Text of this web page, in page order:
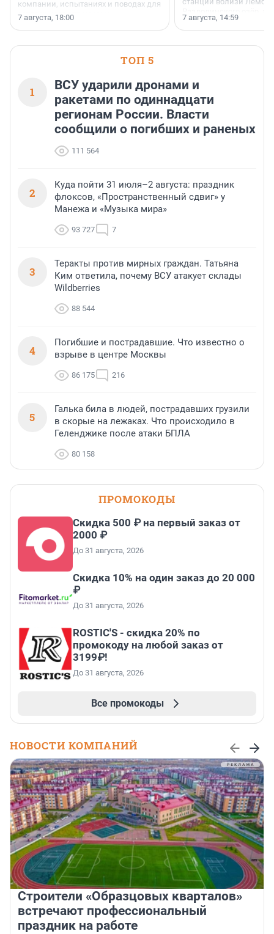
компании, испытаниях и поводах для
осторожного оптимизма.
7 августа, 18:00
недалеко от Большого
водопада.
7 августа, 14:59
ТОП 5
1
ВСУ ударили дронами и
ракетами по одиннадцати
регионам России. Власти
сообщили о погибших и раненых
111 564
2
Куда пойти 31 июля–2 августа: праздник
флоксов, «Пространственный сдвиг» у
Манежа и «Музыка мира»
93 727 7
3
Теракты против мирных граждан. Татьяна
Ким ответила, почему ВСУ атакует склады
Wildberries
88 544
4
Погибшие и пострадавшие. Что известно о
взрыве в центре Москвы
86 175 216
5
Галька била в людей, пострадавших грузили
в скорые на лежаках. Что происходило в
Геленджике после атаки БПЛА
80 158
ПРОМОКОДЫ
Скидка 500 ₽ на первый заказ от
2000 ₽
До 31 августа, 2026
Скидка 10% на один заказ до 20 000
₽
До 31 августа, 2026
ROSTIC'S - скидка 20% по
промокоду на любой заказ от
3199₽!
До 31 августа, 2026
Все промокоды
НОВОСТИ КОМПАНИЙ
Строители «Образцовых кварталов»
встречают профессиональный
праздник на работе